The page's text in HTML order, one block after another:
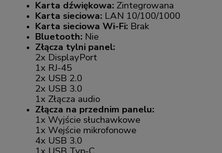
Karta dźwiękowa: Zintegrowana
Karta sieciowa: LAN 10/100/1000
Karta sieciowa Wi-Fi: Brak
Bluetooth: Nie
Złącza tylni panel:
2x DisplayPort
1x RJ-45
2x USB 2.0
2x USB 3.0
1x Złącza audio
Złącza na przednim panelu:
1x Wyjście słuchawkowe
1x Wejście mikrofonowe
4x USB 3.0